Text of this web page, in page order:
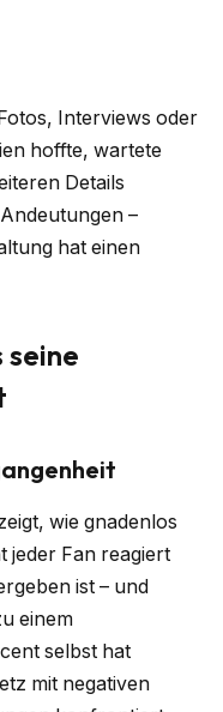
Interviews oder
hoffte, wartete
Details
–
hat einen
seine
wie gnadenlos
jeder Fan reagiert
ist – und
einem
selbst hat
mit negativen